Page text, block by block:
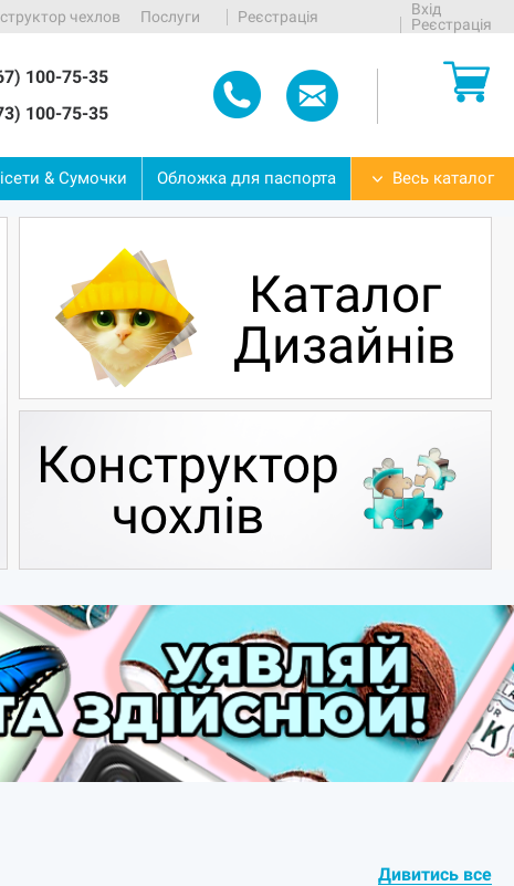
чехлов Послуги Реєстрація
Вхід
Реєстрація
100-75-35
100-75-35
&Сумочки Обложкадля паспорта Весь каталог
Каталог
Дизайнів
Конструктор
чохлів
Дивитись все